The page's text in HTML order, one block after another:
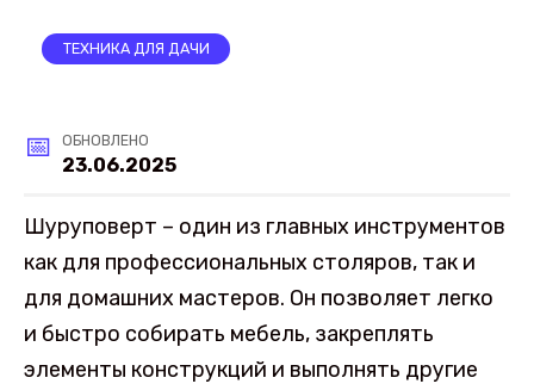
ТЕХНИКА ДЛЯ ДАЧИ
ОБНОВЛЕНО
23.06.2025
Шуруповерт – один из главных инструментов
как для профессиональных столяров, так и
для домашних мастеров. Он позволяет легко
и быстро собирать мебель, закреплять
элементы конструкций и выполнять другие